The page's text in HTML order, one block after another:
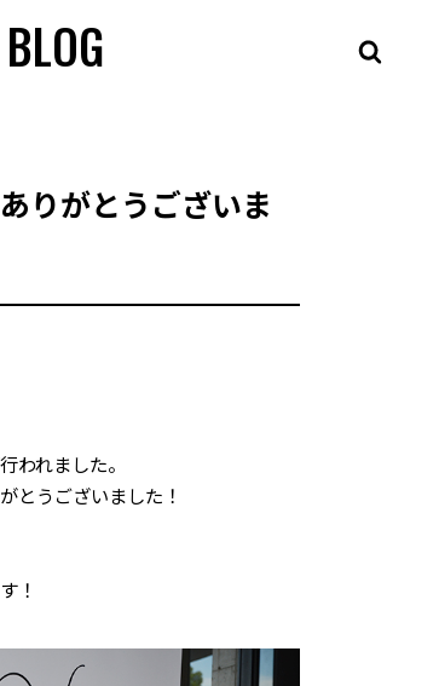
りがとうございま
われました。
とうございました！
！